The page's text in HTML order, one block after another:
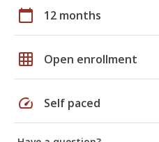
calendar_today 12 months
grid_on Open enrollment
speed Self paced